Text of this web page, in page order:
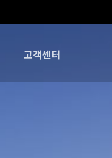
고객센터